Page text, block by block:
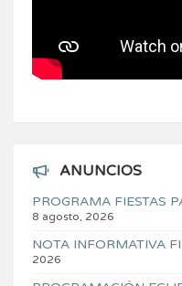
ANUNCIOS
PROGRAMA FIESTAS
8 agosto, 2026
NOTA INFORMATIVA
2026